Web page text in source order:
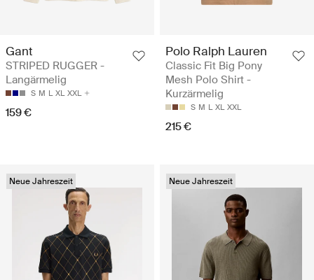
Gant
STRIPED RUGGER -
Langärmelig
S M L XL XXL
159 €
Polo Ralph Lauren
Classic Fit Big Pony
Mesh Polo Shirt -
Kurzärmelig
S M L XL XXL
215 €
Neue Jahreszeit Neue Jahreszeit